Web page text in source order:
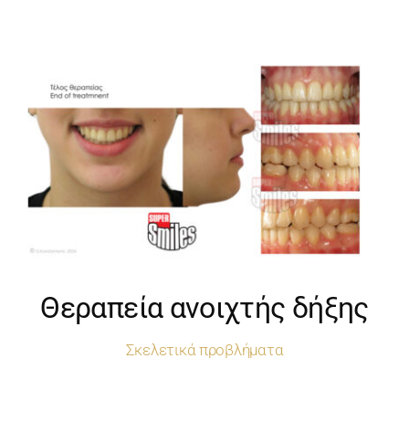
Θεραπεία ανοιχτής δήξης
Σκελετικά προβλήματα